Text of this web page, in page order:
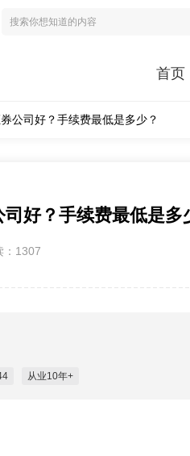
首页
公司好？手续费最低是多少？
好？手续费最低是多
：1307
从业10年+